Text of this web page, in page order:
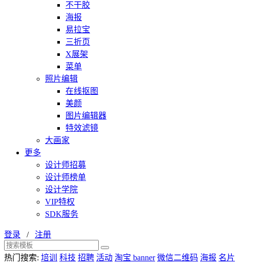
不干胶
海报
易拉宝
三折页
X展架
菜单
照片编辑
在线抠图
美颜
图片编辑器
特效滤镜
大画家
更多
设计师招募
设计师榜单
设计学院
VIP特权
SDK服务
登录 / 注册
热门搜索: 培训 科技 招聘 活动 淘宝 banner 微信二维码 海报 名片